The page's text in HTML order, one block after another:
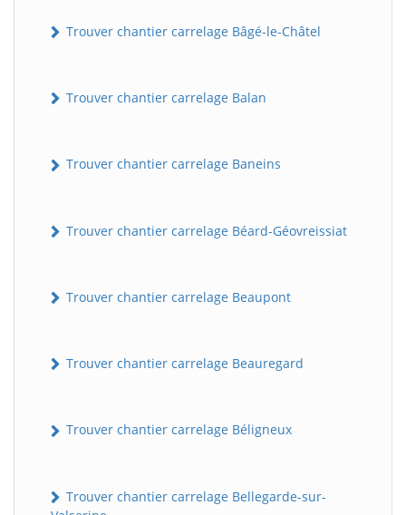
Trouver chantier carrelage Bâgé-le-Châtel
Trouver chantier carrelage Balan
Trouver chantier carrelage Baneins
Trouver chantier carrelage Béard-Géovreissiat
Trouver chantier carrelage Beaupont
Trouver chantier carrelage Beauregard
Trouver chantier carrelage Béligneux
Trouver chantier carrelage Bellegarde-sur-